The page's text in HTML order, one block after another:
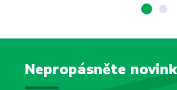
Nepropásněte